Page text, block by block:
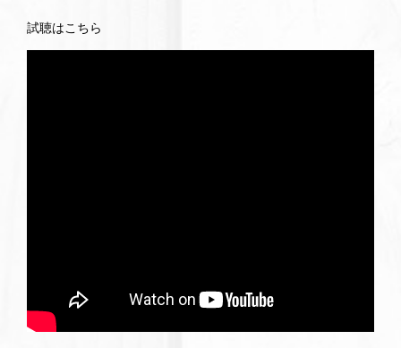
試聴はこちら